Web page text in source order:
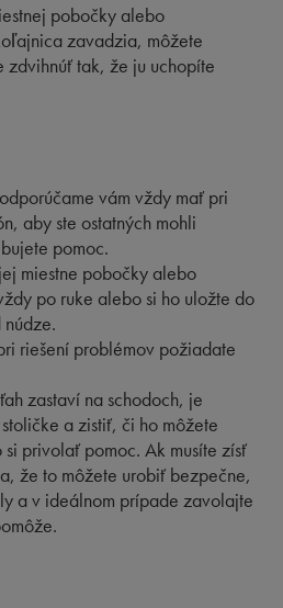
pobočky alebo
zavadzia, môžete
zdvihnúť tak, že ju uchopíte
vám vždy mať pri
aby ste ostatných mohli
pomoc.
miestne pobočky alebo
po ruke alebo si ho uložte do
riešení problémov požiadate
zastaví na schodoch, je
a zistiť, či ho môžete
privolať pomoc. Ak musíte zísť
že to môžete urobiť bezpečne,
a v ideálnom prípade zavolajte